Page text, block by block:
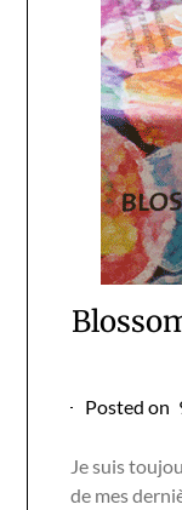
Posted on
Je suis
de mes